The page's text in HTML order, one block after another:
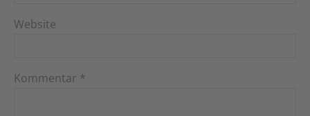
Website
Kommentar *